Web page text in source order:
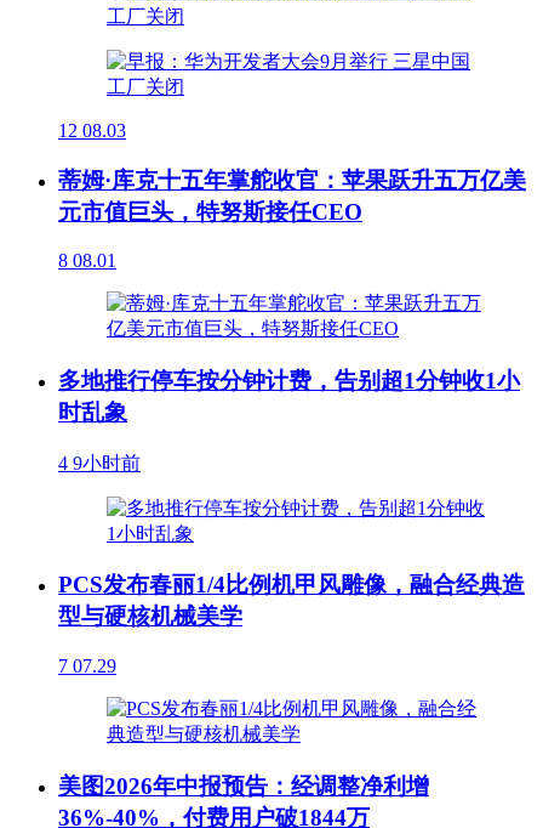
12 08.03
蒂姆·库克十五年掌舵收官：苹果跃升五万亿美
元市值巨头，特努斯接任CEO
8 08.01
多地推行停车按分钟计费，告别超1分钟收1小
时乱象
4 9小时前
PCS发布春丽1/4比例机甲风雕像，融合经典造
型与硬核机械美学
7 07.29
美图2026年中报预告：经调整净利增
36%-40%，付费用户破1844万